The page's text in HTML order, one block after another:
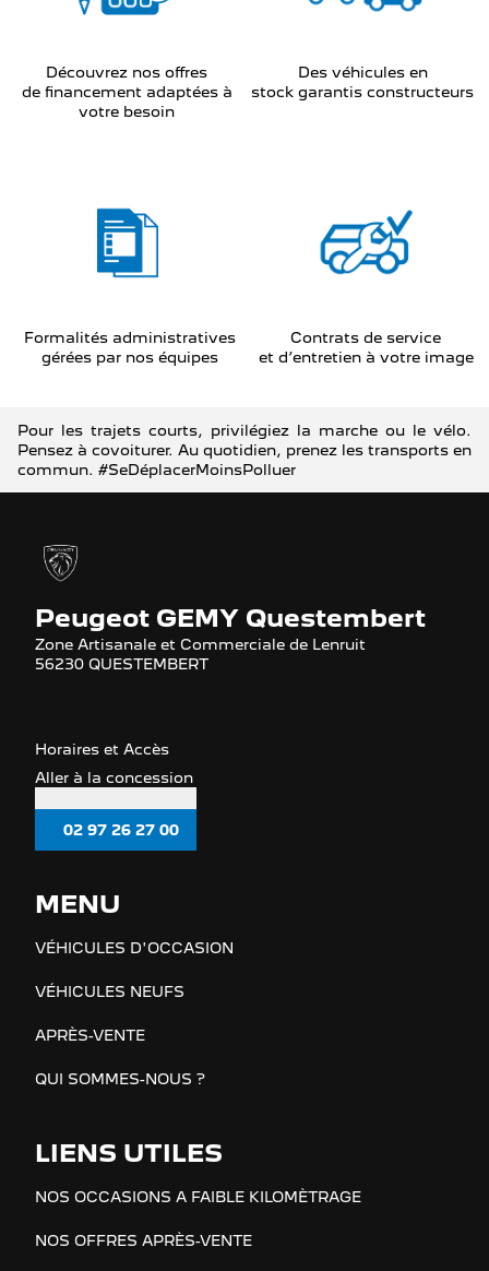
Découvrez nos offres
de financement adaptées à
votre besoin
Des véhicules en
stock garantis constructeurs
Formalités administratives
gérées par nos équipes
Contrats de service
et d’entretien à votre image
Pour les trajets courts, privilégiez la marche ou le vélo.
Pensez à covoiturer. Au quotidien, prenez les transports en
commun. #SeDéplacerMoinsPolluer
Peugeot GEMY Questembert
Zone Artisanale et Commerciale de Lenruit
56230 QUESTEMBERT
Horaires et Accès
Aller à la concession
02 97 26 27 00
MENU
VÉHICULES D'OCCASION
VÉHICULES NEUFS
APRÈS-VENTE
QUI SOMMES-NOUS ?
LIENS UTILES
NOS OCCASIONS A FAIBLE KILOMÈTRAGE
NOS OFFRES APRÈS-VENTE